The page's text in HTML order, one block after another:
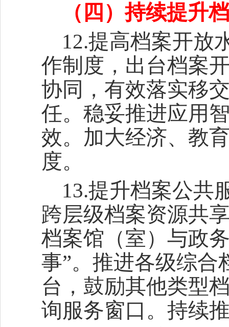
（四）持续提升
12.提高档案开放
作制度，出台档案
协同，有效落实移
任。稳妥推进应用
效。加大经济、教
度。
13.提升档案公共
跨层级档案资源共
档案馆（室）与政
事”。推进各级综合
台，鼓励其他类型
询服务窗口。持续